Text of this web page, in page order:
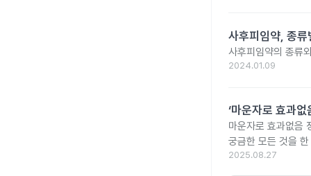
사후피임약, 종
사후피임약의 종류
2024.01.09
‘마운자로 효과
마운자로 효과없음
궁금한 모든 것을
2025.08.27